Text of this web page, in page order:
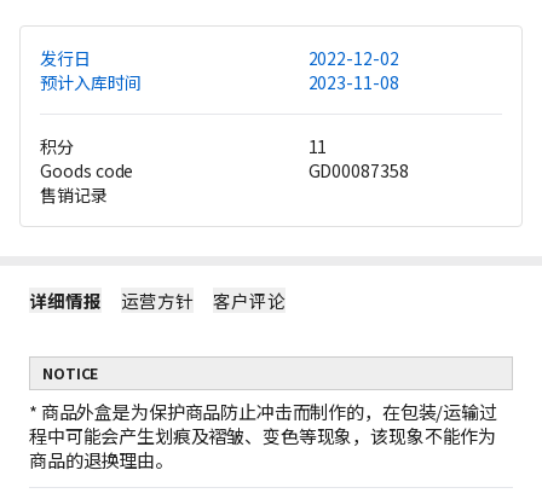
发行日
2022-12-02
预计入库时间
2023-11-08
积分
11
Goods code
GD00087358
售销记录
详细情报 运营方针 客户评论
NOTICE
* 商品外盒是为保护商品防止冲击而制作的，在包装/运输过
程中可能会产生划痕及褶皱、变色等现象，该现象不能作为
商品的退换理由。